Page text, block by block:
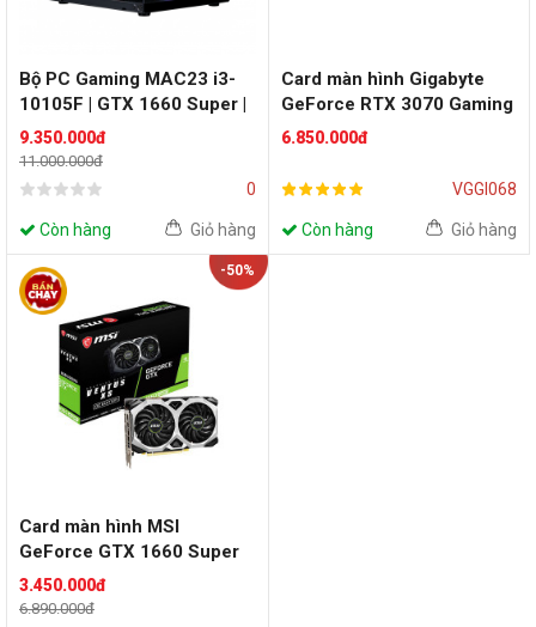
Bộ PC Gaming MAC23 i3-
10105F | GTX 1660 Super |
RAM 8GB
9.350.000đ
11.000.000đ
0
Còn hàng Giỏ hàng
Card màn hình Gigabyte
GeForce RTX 3070 Gaming
OC - Cũ đẹp (Tray)
6.850.000đ
VGGI068
Còn hàng Giỏ hàng
-50%
Card màn hình MSI
GeForce GTX 1660 Super
Ventus XS OC- Cũ đẹp
(Tray)
3.450.000đ
6.890.000đ